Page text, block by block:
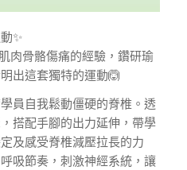
✨
肉骨骼傷痛的經驗，鑽研瑜
出這套獨特的運動🙆
員自我鬆動僵硬的脊椎。透
搭配手腳的出力延伸，帶學
及感受脊椎減壓拉長的力
吸節奏，刺激神經系統，讓